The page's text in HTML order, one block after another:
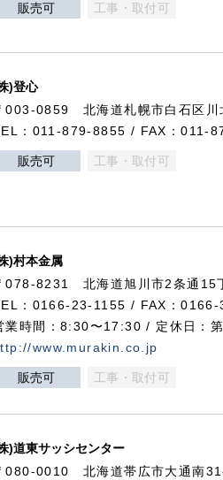
販売可 工事・取付可
)登心
003-0859 北海道札幌市白石区川
：011-879-8855 / FAX：011-
販売可 工事・取付可
)村本金属
078-8231 北海道旭川市2条通15
：0166-23-1155 / FAX：
業時間：8:30〜17:30 / 定休日：
www.murakin.co.jp
販売可 工事・取付可
)道東サッシセンター
080-0010 北海道帯広市大通南